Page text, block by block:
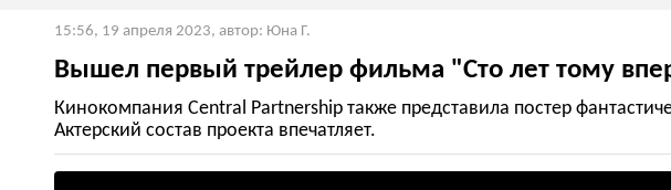
15:56, 19 апреля 2023, автор: Юна Г.
Вышел первый трейлер фильма "Сто лет тому
Кинокомпания Central Partnership также представила постер
Актерский состав проекта впечатляет.